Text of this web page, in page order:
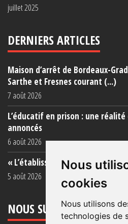
Nous
cookies
Nous utilisons
technologies de
juillet 2025
DERNIERS ARTICLES
Maison d’arrêt de Bordeaux-
Sarthe et Fresnes courant (...)
7 août 2026
L’éducatif en prison : une
annoncés
6 août 2026
« L’établissement est une
5 août 2026
NOUS SUIVRE